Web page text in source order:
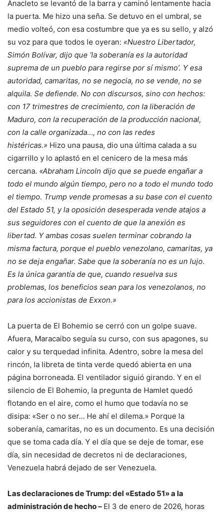
Anacleto se levantó de la barra y caminó lentamente hacia
la puerta. Me hizo una seña. Se detuvo en el umbral, se
medio volteó, con esa costumbre que ya es su sello, y alzó
su voz para que todos le oyeran: «Nuestro Libertador,
Simón Bolívar, dijo que ‘la soberanía es la autoridad
suprema de un pueblo para regirse por sí mismo’. Y esa
autoridad, camaritas, no se negocia, no se vende, no se
alquila. Se defiende. No con discursos, sino con hechos:
con 17 trimestres de crecimiento, con la liberación de
Maduro, con la recuperación de la producción nacional,
con la calle organizada…, no con las redes
histéricas.» Hizo una pausa, dio una última calada a su
cigarrillo y lo aplastó en el cenicero de la mesa más
cercana. «Abraham Lincoln dijo que se puede engañar a
todo el mundo algún tiempo, pero no a todo el mundo todo
el tiempo. Trump vende promesas a su base con el cuento
del Estado 51, y la oposición desesperada vende atajos a
sus seguidores con el cuento de que la anexión es
libertad. Y ambas cosas suelen terminar cobrando la
misma factura, porque el pueblo venezolano, camaritas, ya
no se deja engañar. Sabe que la soberanía no es un lujo.
Es la única garantía de que, cuando resuelva sus
problemas, los beneficios sean para los venezolanos, no
para los accionistas de Exxon.»
La puerta de El Bohemio se cerró con un golpe suave.
Afuera, Maracaibo seguía su curso, con sus apagones, su
calor y su terquedad infinita. Adentro, sobre la mesa del
rincón, la libreta de tinta verde quedó abierta en una
página borroneada. El ventilador siguió girando. Y en el
silencio de El Bohemio, la pregunta de Hamlet quedó
flotando en el aire, como el humo que todavía no se
disipa: «Ser o no ser… He ahí el dilema.» Porque la
soberanía, camaritas, no es un documento. Es una decisión
que se toma cada día. Y el día que se deje de tomar, ese
día, sin necesidad de decretos ni de declaraciones,
Venezuela habrá dejado de ser Venezuela.
Las declaraciones de Trump: del «Estado 51» a la
administración de hecho – El 3 de enero de 2026, horas